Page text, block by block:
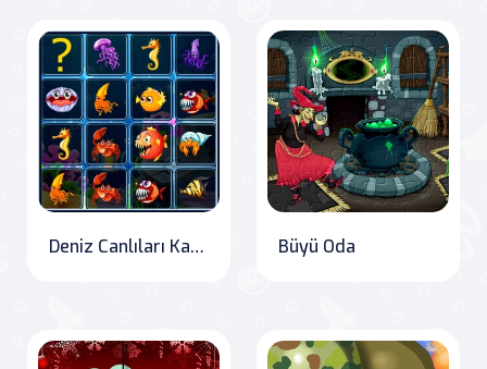
Deniz Canlıları Kartları Eşleştir Büyü Oda